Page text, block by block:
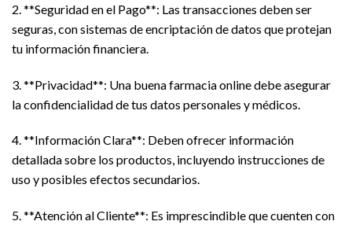
2. **Seguridad en el Pago**: Las transacciones deben ser
seguras, con sistemas de encriptación de datos que protejan
tu información financiera.
3. **Privacidad**: Una buena farmacia online debe asegurar
la confidencialidad de tus datos personales y médicos.
4. **Información Clara**: Deben ofrecer información
detallada sobre los productos, incluyendo instrucciones de
uso y posibles efectos secundarios.
5. **Atención al Cliente**: Es imprescindible que cuenten con